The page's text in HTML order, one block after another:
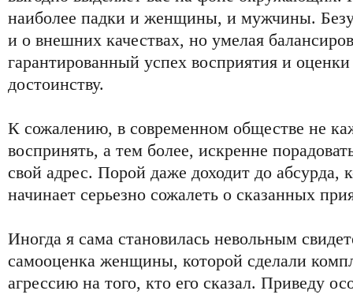
наиболее падки и женщины, и мужчины.
и о внешних качествах, но умелая
гарантированный успех восприятия и
достоинству.
К сожалению, в современном обществе не
воспринять, а тем более, искренне
свой адрес. Порой даже доходит до абсурда,
начинает серьезно сожалеть о сказанных
Иногда я сама становилась невольным
самооценка женщины, которой сделали
агрессию на того, кто его сказал. Приведу